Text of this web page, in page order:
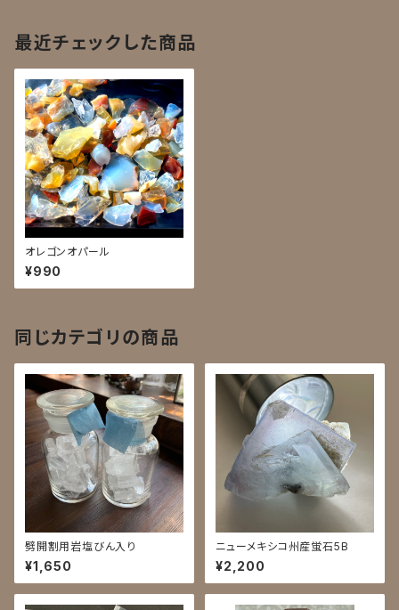
最近チェックした商品
オレゴンオパール
¥990
同じカテゴリの商品
劈開割用岩塩びん入り
¥1,650
ニューメキシコ州産蛍石5B
¥2,200